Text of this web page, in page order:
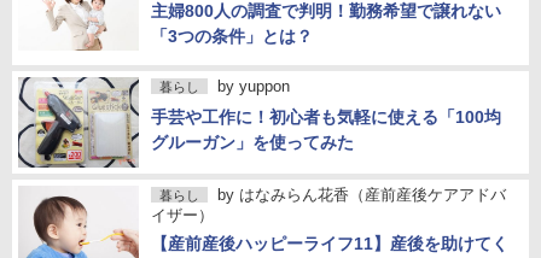
主婦800人の調査で判明！勤務希望で譲れない
「3つの条件」とは？
暮らし by yuppon
手芸や工作に！初心者も気軽に使える「100均
グルーガン」を使ってみた
暮らし by はなみらん花香（産前産後ケアアドバ
イザー）
【産前産後ハッピーライフ11】産後を助けてく